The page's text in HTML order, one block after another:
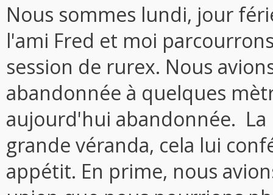
Nous sommes lundi, jour
l'ami Fred et moi
session de rurex. Nous
abandonnée à quelques
aujourd'hui abandonnée. La
grande véranda, cela lui
appétit. En prime, nous